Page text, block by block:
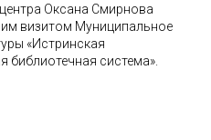
Оксана Смирнова
визитом Муниципальное
«Истринская
библиотечная система».